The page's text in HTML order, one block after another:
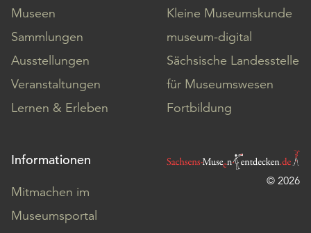
Museen
Sammlungen
Ausstellungen
Veranstaltungen
Lernen & Erleben
Kleine Museumskunde
museum-digital
Sächsische Landesstelle
für Museumswesen
Fortbildung
Informationen
Mitmachen im
Museumsportal
© 2026